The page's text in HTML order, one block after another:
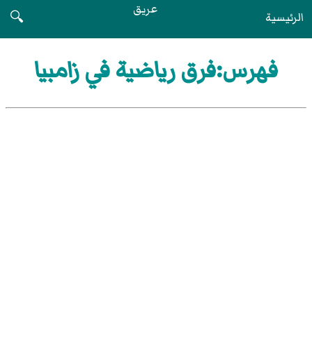
الرئيسية عريق
🔍
فهرس:فرق رياضية في زامبيا